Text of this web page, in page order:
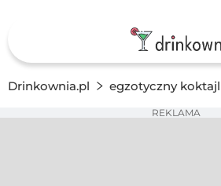
Drinkownia.pl egzotyczny koktajl
REKLAMA